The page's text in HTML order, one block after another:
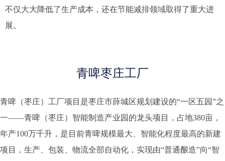
不仅大大降低了生产成本，还在节能减排领域取得了重大进
展。
青啤枣庄工厂
青啤（枣庄）工厂项目是枣庄市薛城区规划建设的“一区五园”之
一——青啤（枣庄）智能制造产业园的龙头项目，占地380亩，
年产100万千升，是目前青啤规模最大、智能化程度最高的新建
项目，生产、包装、物流全部自动化，实现由“普通酿造”向“智